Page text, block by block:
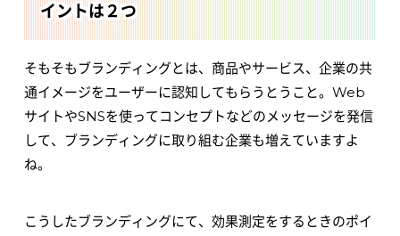
イントは２つ
そもそもブランディングとは、商品やサービス、企業の共
通イメージをユーザーに認知してもらうとうこと。Web
サイトやSNSを使ってコンセプトなどのメッセージを発信
して、ブランディングに取り組む企業も増えていますよ
ね。
こうしたブランディングにて、効果測定をするときのポイ